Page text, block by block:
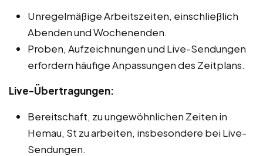
Unregelmäßige Arbeitszeiten, einschließlich
Abenden und Wochenenden.
Proben, Aufzeichnungen und Live-Sendungen
erfordern häufige Anpassungen des Zeitplans.
Live-Übertragungen:
Bereitschaft, zu ungewöhnlichen Zeiten in
Hemau, St zu arbeiten, insbesondere bei Live-
Sendungen.